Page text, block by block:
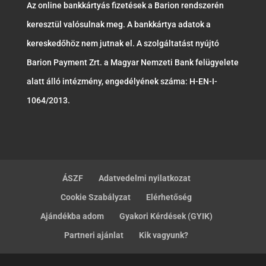
Az online bankkártyás fizetések a Barion rendszerén
keresztül valósulnak meg. A bankkártya adatok a
kereskedőhöz nem jutnak el. A szolgáltatást nyújtó
Barion Payment Zrt. a Magyar Nemzeti Bank felügyelete
alatt álló intézmény, engedélyének száma: H-EN-I-
1064/2013.
ÁSZF
Adatvedelmi nyilatkozat
Cookie Szabályzat
Elérhetőség
Ajándékba adom
Gyakori Kérdések (GYIK)
Partneri ajánlat
Kik vagyunk?